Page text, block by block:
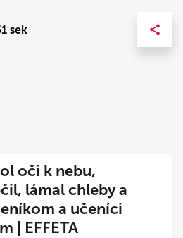
sek
oči k nebu,
lámal chleby a
a učeníci
| EFFETA